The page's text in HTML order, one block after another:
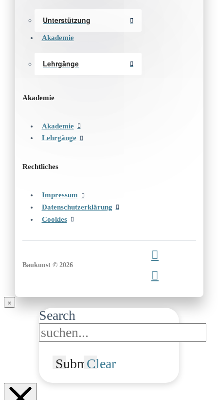
Unterstützung
Akademie
Lehrgänge
Akademie
Akademie
Lehrgänge
Rechtliches
Impressum
Datenschutzerklärung
Cookies
Baukunst © 2026
Search
SubmitClear